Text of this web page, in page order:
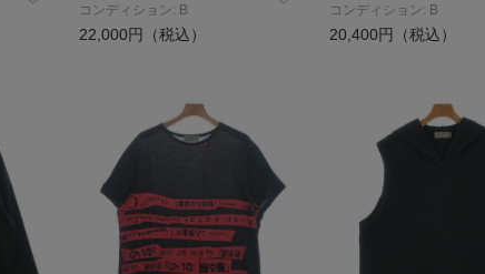
コンディション: B
22,000円（税込）
コンディション: B
20,400円（税込）